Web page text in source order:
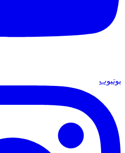
يوتيوب